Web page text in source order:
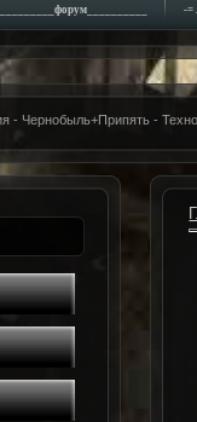
__________форум__________ -=
- Чернобыль+Припять -